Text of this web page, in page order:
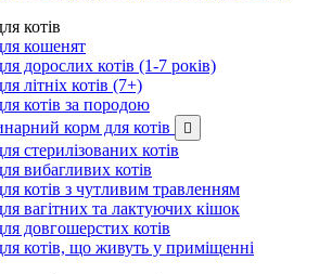
котів
кошенят
дорослих котів (1-7 років)
літніх котів (7+)
котів за породою
корм для котів

стерилізованих котів
вибагливих котів
котів з чутливим травленням
вагітних та лактуючих кішок
довгошерстих котів
котів, що живуть у приміщенні